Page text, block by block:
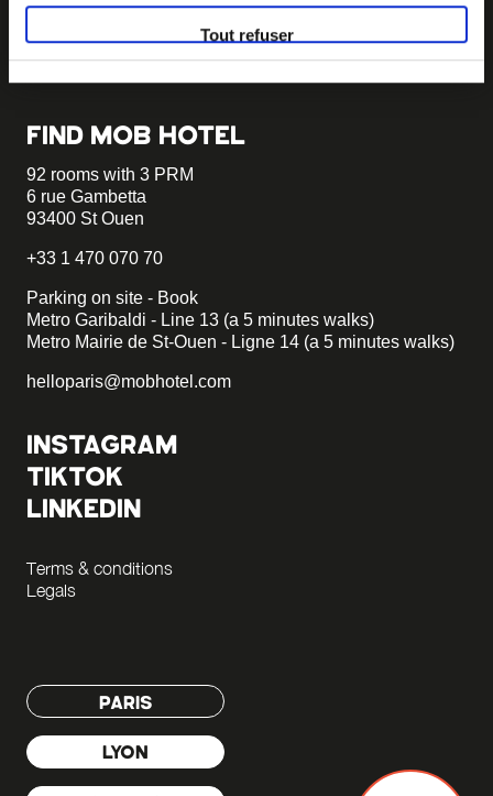
Tout refuser
to our movement,just write to us and tell us about your
project, we will tell you how to become MOB.
FIND MOB HOTEL
92 rooms with 3 PRM
6 rue Gambetta
93400 St Ouen
+33 1 470 070 70
Parking on site - Book
Metro Garibaldi - Line 13 (a 5 minutes walks)
Metro Mairie de St-Ouen - Ligne 14 (a 5 minutes walks)
helloparis@mobhotel.com
INSTAGRAM
TIKTOK
LINKEDIN
Terms & conditions
Legals
PARIS
LYON